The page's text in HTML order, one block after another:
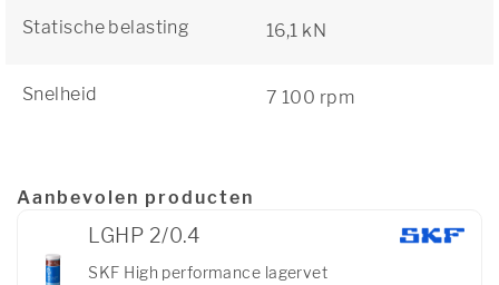
Statische belasting 16,1 kN
Snelheid 7 100 rpm
Aanbevolen producten
LGHP 2/0.4
SKF High performance lagervet